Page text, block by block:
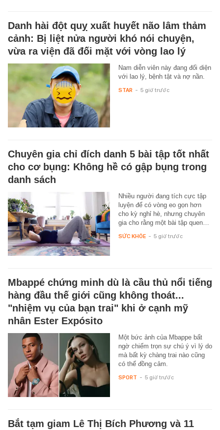
Danh hài đột quỵ xuất huyết não lâm thảm
cảnh: Bị liệt nửa người khó nói chuyện,
vừa ra viện đã đối mặt với vòng lao lý
Nam diễn viên này đang đối diện
với lao lý, bệnh tật và nợ nần.
STAR - 5 giờ trước
Chuyên gia chỉ đích danh 5 bài tập tốt nhất
cho cơ bụng: Không hề có gập bụng trong
danh sách
Nhiều người đang tích cực tập
luyện để có vòng eo gọn hơn
cho kỳ nghỉ hè, nhưng chuyên
gia cho rằng một bài tập quen…
SỨC KHỎE - 5 giờ trước
Mbappé chứng minh dù là cầu thủ nổi tiếng
hàng đầu thế giới cũng không thoát...
"nhiệm vụ của bạn trai" khi ở cạnh mỹ
nhân Ester Expósito
Một bức ảnh của Mbappe bất
ngờ chiếm trọn sự chú ý vì lý do
mà bất kỳ chàng trai nào cũng
có thể đồng cảm.
SPORT - 5 giờ trước
Bắt tạm giam Lê Thị Bích Phương và 11